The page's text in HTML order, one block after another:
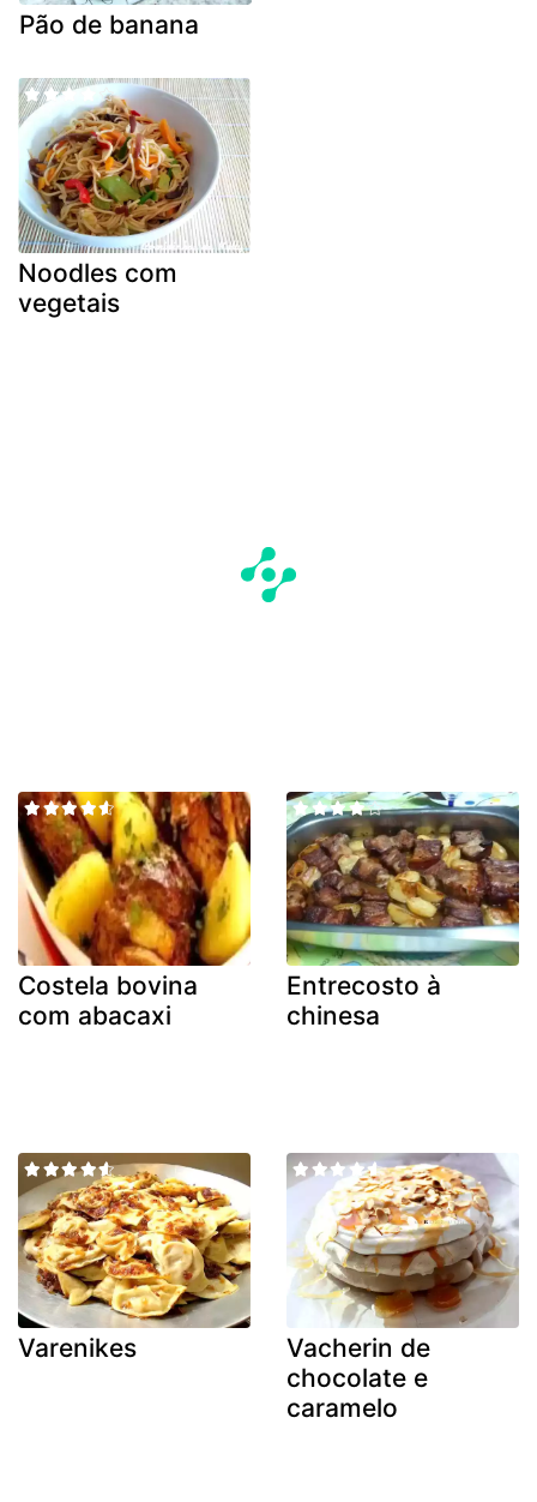
Pão de banana
Noodles com
vegetais
Costela bovina
com abacaxi
Entrecosto à
chinesa
Varenikes
Vacherin de
chocolate e
caramelo